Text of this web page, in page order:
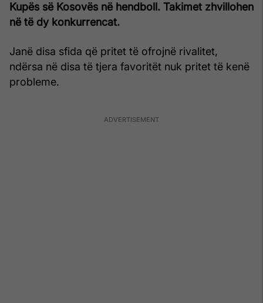
Kupës së Kosovës në hendboll. Takimet zhvillohen
në të dy konkurrencat.
Janë disa sfida që pritet të ofrojnë rivalitet,
ndërsa në disa të tjera favoritët nuk pritet të kenë
probleme.